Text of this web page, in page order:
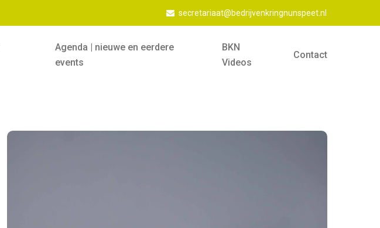
secretariaat@bedrijvenkringnunspeet.nl
Agenda | nieuwe en eerdere
events
BKN
Videos
Contact